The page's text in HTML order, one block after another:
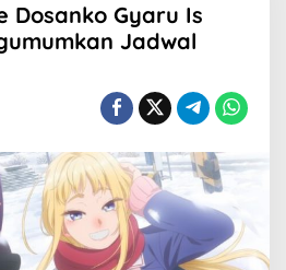
Dosanko Gyaru Is
Jadwal